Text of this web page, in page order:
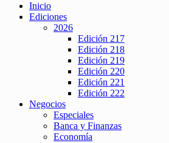
Inicio
Ediciones
2026
Edición 217
Edición 218
Edición 219
Edición 220
Edición 221
Edición 222
Negocios
Especiales
Banca y Finanzas
Economía